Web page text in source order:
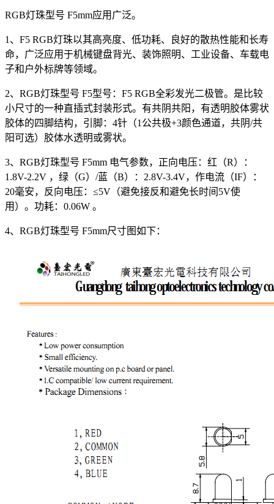
RGB灯珠型号 F5mm应用广泛。
1、F5 RGB灯珠以其高亮度、低功耗、良好的散热性能和长寿
命，广泛应用于机械键盘背光、装饰照明、工业设备、车载电
子和户外标牌等领域。
2、RGB灯珠型号 F5型号：F5 RGB全彩发光二极管。是比较
小尺寸的一种直插式封装形式。有共阴共阳，有透明胶体雾状
胶体的四脚结构，引脚：4针（1公共极+3颜色通道，共阴/共
阳可选）胶体水透明或雾状。
3、RGB灯珠型号 F5mm 电气参数，正向电压：红（R）：
1.8V-2.2V ，绿（G）/蓝（B）：2.8V-3.4V，作电流（IF）：
20毫安，反向电压：≤5V（避免接反和避免长时间5V使
用）。功耗：0.06W 。
4、RGB灯珠型号 F5mm尺寸图如下：